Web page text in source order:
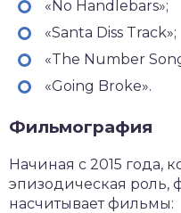
«No Handlebars»;
«Santa Diss Track»;
«The Number
«Going Broke».
Фильмография
Начиная с 2015 года,
эпизодическая роль,
насчитывает фильмы: